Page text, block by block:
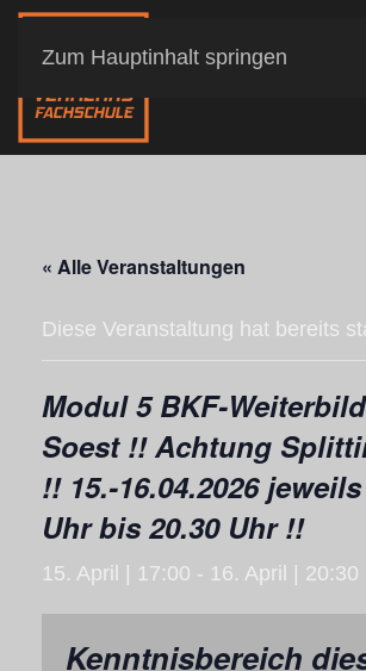
Zum Hauptinhalt springen
« Alle Veranstaltungen
Diese Veranstaltung hat bereits
Modul 5 BKF-
Soest !! Achtung
!! 15.-16.04.2026
Uhr bis 20.30 Uhr !!
15. April | 17:00 - 16. April | 20:30
Kenntnisbereich